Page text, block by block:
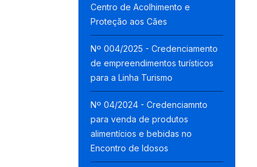
Centro de Acolhimento e
Proteção aos Cães
Nº 004/2025 - Credenciamento
de empreendimentos turísticos
para a Linha Turismo
Nº 04/2024 - Credenciamnto
para venda de produtos
alimentícios e bebidas no
Encontro de Idosos